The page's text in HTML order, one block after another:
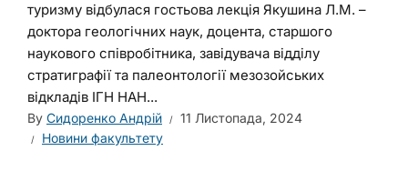
туризму відбулася гостьова лекція Якушина Л.М. –
доктора геологічних наук, доцента, старшого
наукового співробітника, завідувача відділу
стратиграфії та палеонтології мезозойських
відкладів ІГН НАН...
By Сидоренко Андрій
11 Листопада, 2024
Новини факультету